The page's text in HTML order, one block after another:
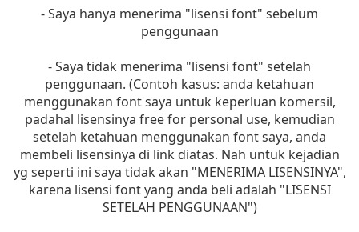
- Saya hanya menerima "lisensi font" sebelum
penggunaan
- Saya tidak menerima "lisensi font" setelah
penggunaan. (Contoh kasus: anda ketahuan
menggunakan font saya untuk keperluan komersil,
padahal lisensinya free for personal use, kemudian
setelah ketahuan menggunakan font saya, anda
membeli lisensinya di link diatas. Nah untuk kejadian
yg seperti ini saya tidak akan "MENERIMA LISENSINYA",
karena lisensi font yang anda beli adalah "LISENSI
SETELAH PENGGUNAAN")